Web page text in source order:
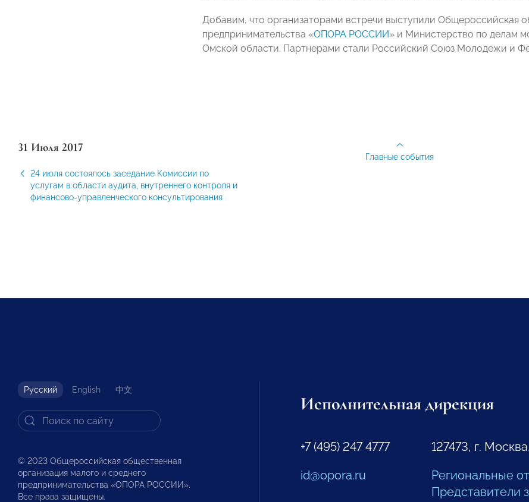
Добавим, что организаторами встречи выступили Общероссийская
предпринимательства «ОПОРА РОССИИ» и Министерство по делам
Омской области. Партнерами стали Российский Союз Молодежи и
31 Июля 2017
24 июля состоялось заседание Комиссии по
услугам в области аудита, внутреннего контроля и
финансово-управленческого консультирования
Главные события
Русский English 中文
© 2023 Общероссийская общественная
организация малого и среднего
предпринимательства «ОПОРА РОССИИ».
Все права защищены.
Исполнительная дирекция
+7 (495) 247 4777
id@opora.ru
127473, г.
Региональные
Представители